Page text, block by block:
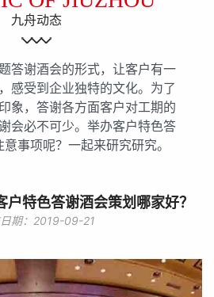
九舟动态
答谢酒会的形式，让客户有一
感受到企业独特的文化。为了
象，答谢各方面客户对工期的
会必不可少。举办客户特色答
事项呢？一起来研究研究。
特色答谢酒会策划哪家好？
期：2019-09-21